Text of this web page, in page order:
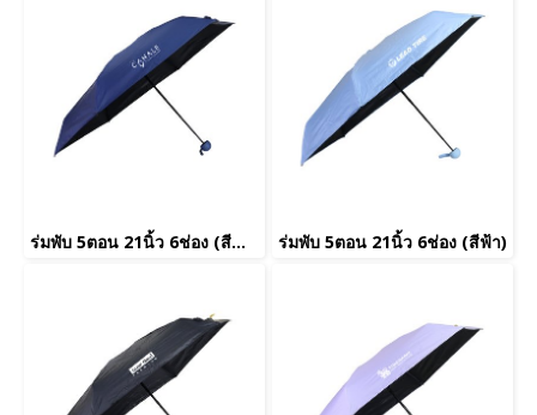
ร่มพับ 5ตอน 21นิ้ว 6ช่อง (สีน้ำเงิน) ร่มพับ 5ตอน 21นิ้ว 6ช่อง (สีฟ้า)